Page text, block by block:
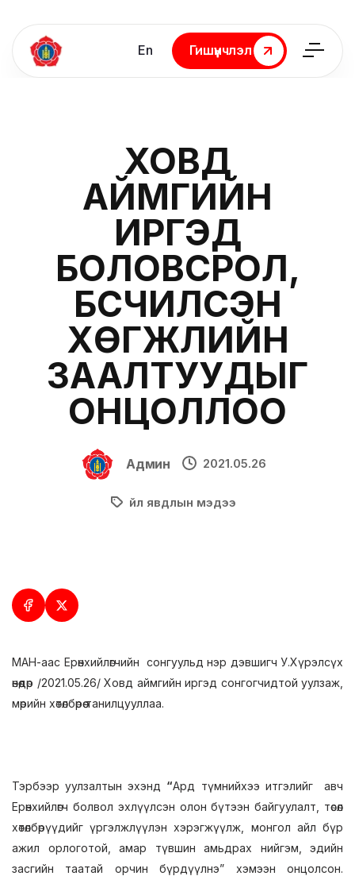
En
Гишүүнчлэл
Гишүүнчлэл
ХОВД
АЙМГИЙН
ИРГЭД
БОЛОВСРОЛ,
БҮСЧИЛСЭН
ХӨГЖЛИЙН
ЗААЛТУУДЫГ
ОНЦОЛЛОО
Админ 2021.05.26
Үйл явдлын мэдээ
МАН-аас Ерөнхийлөгчийн сонгуульд нэр дэвшигч У.Хүрэлсүх
өнөөдөр /2021.05.26/ Ховд аймгийн иргэд сонгогчидтой уулзаж,
мөрийн хөтөлбөрөө танилцууллаа.
Тэрбээр уулзалтын эхэнд “Ард түмнийхээ итгэлийг авч
Ерөнхийлөгч болвол эхлүүлсэн олон бүтээн байгуулалт, төсөл
хөтөлбөрүүдийг үргэлжлүүлэн хэрэгжүүлж, монгол айл бүр
ажил орлоготой, амар түвшин амьдрах нийгэм, эдийн
засгийн таатай орчин бүрдүүлнэ” хэмээн онцолсон.